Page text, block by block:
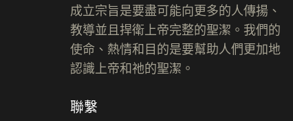
成立宗旨是要盡可能向更多的人傳揚、
教導並且捍衛上帝完整的聖潔。我們的
使命、熱情和目的是要幫助人們更加地
認識上帝和祂的聖潔。
聯繫